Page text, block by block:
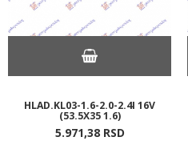
HLAD.KL03-1.6-2.0-2.4I 16V
(53.5X35 1.6)
5.971,38 RSD